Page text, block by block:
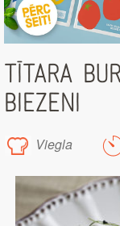
TĪTARA
BIEZENI
Viegla